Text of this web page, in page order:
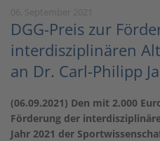
DGG-Preis zur
interdisziplinären
an Dr. Carl-Philipp
(06.09.2021) Den mit 2.000
Förderung der
Jahr 2021 der